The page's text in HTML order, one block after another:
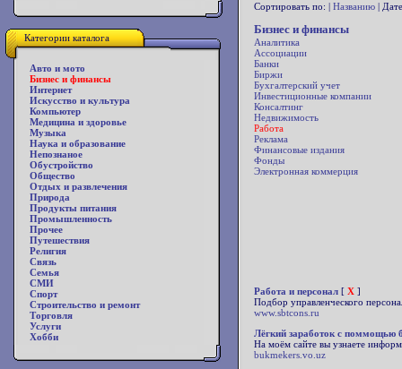
Категории каталога
Авто и мото
Бизнес и финансы
Интернет
Искусство и культура
Компьютер
Медицина и здоровье
Музыка
Наука и образование
Непознаное
Обустройство
Общество
Отдых и развлечения
Природа
Продукты питания
Промышленность
Прочее
Путешествия
Религия
Связь
Семья
СМИ
Спорт
Строительство и ремонт
Торговля
Услуги
Хобби
Сортировать по: | Названию |
Бизнес и финансы
Аналитика
Ассоциации
Банки
Биржи
Бухгалтерский учет
Инвестиционные компании
Консалтинг
Недвижимость
Работа
Реклама
Финансовые издания
Фонды
Электронная коммерция
Работа и персонал [ X ]
Подбор управленческого
www.sbtcons.ru
Лёгкий заработок с поммощью
На моём сайте вы узнаете
bukmekers.vo.uz